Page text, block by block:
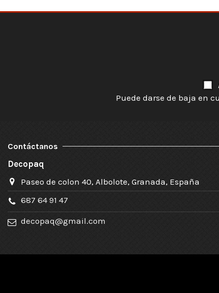
Puede darse de baja en
Contáctanos
Decopaq
Paseo de colon 40, Albolote, Granada, España
687 64 91 47
decopaq@gmail.com